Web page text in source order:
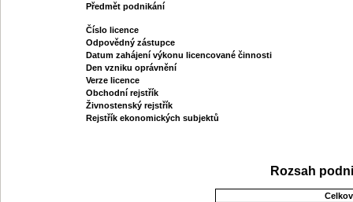
Předmět podnikání
Číslo licence
Odpovědný zástupce
Datum zahájení výkonu licencované činnosti
Den vzniku oprávnění
Verze licence
Obchodní rejstřík
Živnostenský rejstřík
Rejstřík ekonomických subjektů
Rozsah